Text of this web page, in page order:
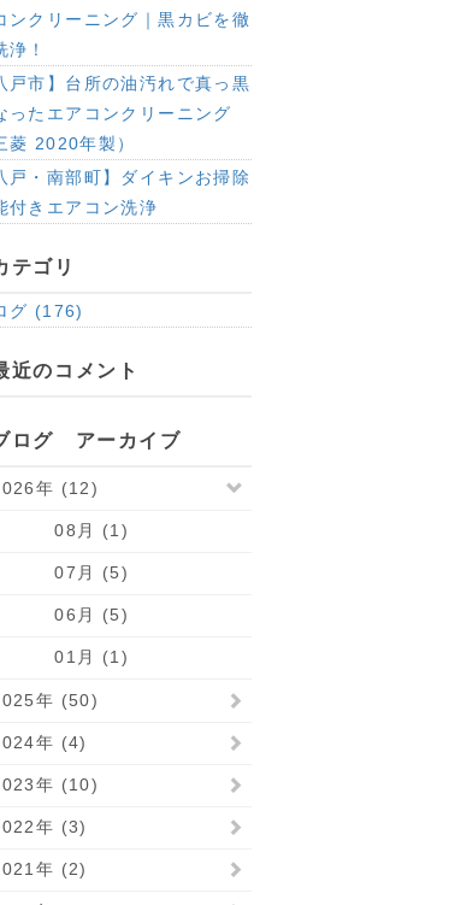
ンクリーニング｜黒カビを徹
浄！
戸市】台所の油汚れで真っ黒
ったエアコンクリーニング
菱 2020年製）
戸・南部町】ダイキンお掃除
付きエアコン洗浄
テゴリ
グ (176)
近のコメント
ログ アーカイブ
年 (12)
08月 (1)
07月 (5)
06月 (5)
01月 (1)
年 (50)
年 (4)
年 (10)
年 (3)
年 (2)